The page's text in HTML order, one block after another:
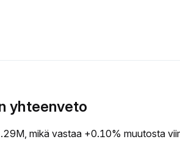
yhteenveto
mikä vastaa +0.10% muutosta